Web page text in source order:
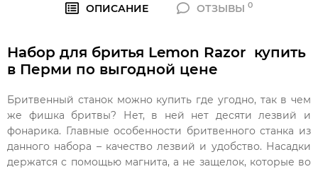
ОПИСАНИЕ ОТЗЫВЫ0
Набор для бритья Lemon Razor купить
в Перми по выгодной цене
Бритвенный станок можно купить где угодно, так в чем
же фишка бритвы? Нет, в ней нет десяти лезвий и
фонарика. Главные особенности бритвенного станка из
данного набора – качество лезвий и удобство. Насадки
держатся с помощью магнита, а не защелок, которые во